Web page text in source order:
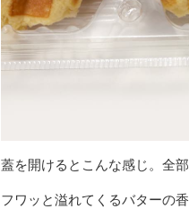
蓋を開けるとこんな感じ。全
フワッと溢れてくるバターの